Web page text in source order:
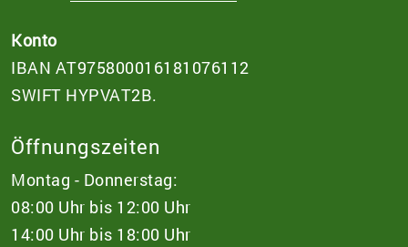
Konto
IBAN AT975800016181076112
SWIFT HYPVAT2B.
Öffnungszeiten
Montag - Donnerstag:
08:00 Uhr bis 12:00 Uhr
14:00 Uhr bis 18:00 Uhr